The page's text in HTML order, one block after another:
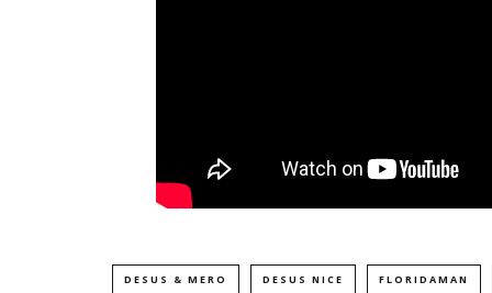
DESUS & MERO DESUS NICE FLORIDAMAN